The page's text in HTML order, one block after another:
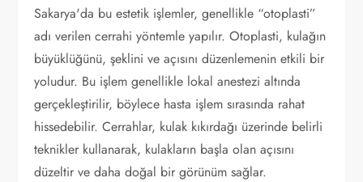
Sakarya'da bu estetik işlemler, genellikle “otoplasti”
adı verilen cerrahi yöntemle yapılır. Otoplasti, kulağın
büyüklüğünü, şeklini ve açısını düzenlemenin etkili bir
yoludur. Bu işlem genellikle lokal anestezi altında
gerçekleştirilir, böylece hasta işlem sırasında rahat
hissedebilir. Cerrahlar, kulak kıkırdağı üzerinde belirli
teknikler kullanarak, kulakların başla olan açısını
düzeltir ve daha doğal bir görünüm sağlar.